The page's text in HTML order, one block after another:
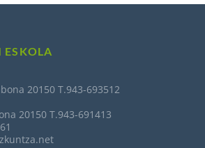
ESKOLA
20150 T.943-693512
20150 T.943-691413